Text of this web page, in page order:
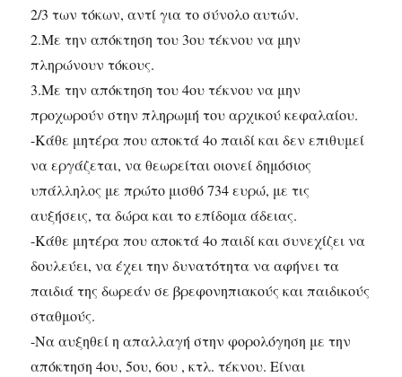
2/3 των τόκων, αντί για το σύνολο αυτών.
2.Με την απόκτηση του 3ου τέκνου να μην
πληρώνουν τόκους.
3.Με την απόκτηση του 4ου τέκνου να μην
προχωρούν στην πληρωμή του αρχικού κεφαλαίου.
-Κάθε μητέρα που αποκτά 4ο παιδί και δεν επιθυμεί
να εργάζεται, να θεωρείται οιονεί δημόσιος
υπάλληλος με πρώτο μισθό 734 ευρώ, με τις
αυξήσεις, τα δώρα και το επίδομα άδειας.
-Κάθε μητέρα που αποκτά 4ο παιδί και συνεχίζει να
δουλεύει, να έχει την δυνατότητα να αφήνει τα
παιδιά της δωρεάν σε βρεφονηπιακούς και παιδικούς
σταθμούς.
-Να αυξηθεί η απαλλαγή στην φορολόγηση με την
απόκτηση 4ου, 5ου, 6ου , κτλ. τέκνου. Είναι